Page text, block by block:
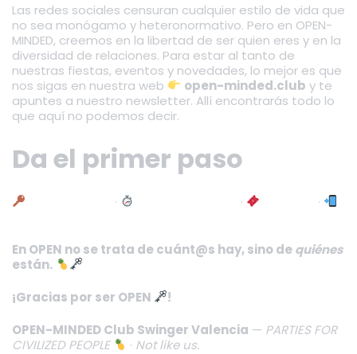
Las redes sociales censuran cualquier estilo de vida que
no sea monógamo y heteronormativo. Pero en OPEN-
MINDED, creemos en la libertad de ser quien eres y en la
diversidad de relaciones. Para estar al tanto de
nuestras fiestas, eventos y novedades, lo mejor es que
nos sigas en nuestra web
open-minded.club y te
apuntes a nuestro newsletter. Allí encontrarás todo lo
que aquí no podemos decir.
Da el primer paso
· ·
·
En OPEN no se trata de cuánt@s hay, sino dequiénes
están.
¡Gracias por ser OPEN
!
OPEN-MINDED Club Swinger Valencia — PARTIES FOR
CIVILIZED PEOPLE
· Not like us.